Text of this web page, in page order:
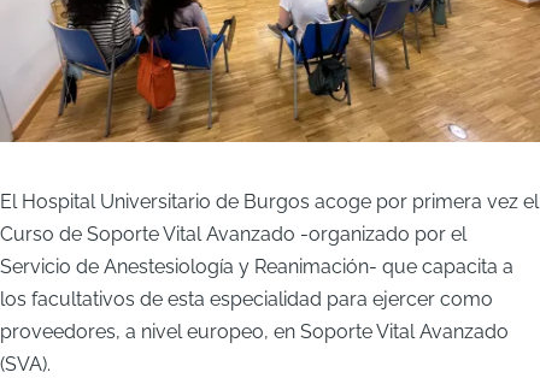
El Hospital Universitario de Burgos acoge por primera vez el
Curso de Soporte Vital Avanzado -organizado por el
Servicio de Anestesiología y Reanimación- que capacita a
los facultativos de esta especialidad para ejercer como
proveedores, a nivel europeo, en Soporte Vital Avanzado
(SVA).